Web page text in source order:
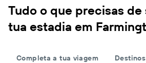
Tudo o que precisas de
tua estadia em
Completa a tua viagem